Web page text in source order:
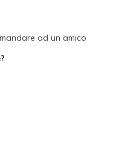
ad un amico